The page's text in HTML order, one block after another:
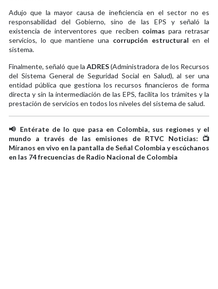
Adujo que la mayor causa de ineficiencia en el sector no es
responsabilidad del Gobierno, sino de las EPS y señaló la
existencia de interventores que reciben coimas para retrasar
servicios, lo que mantiene una corrupción estructuralen el
sistema.
Finalmente, señaló que la ADRES(Administradora de los Recursos
del Sistema General de Seguridad Social en Salud), al ser una
entidad pública que gestiona los recursos financieros de forma
directa y sin la intermediación de las EPS, facilita los trámites y la
prestación de servicios en todos los niveles del sistema de salud.
📢 Entérate de lo que pasa en Colombia, sus regiones y el
mundo a través de las emisiones de RTVC Noticias: 📺
Míranos en vivo en la pantalla de Señal Colombia y escúchanos
en las 74 frecuencias de Radio Nacional de Colombia